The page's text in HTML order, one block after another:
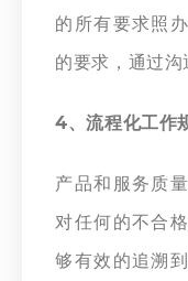
的所有要求照
的要求，通过沟
4、流程化工作
产品和服务质
对任何的不合
够有效的追溯